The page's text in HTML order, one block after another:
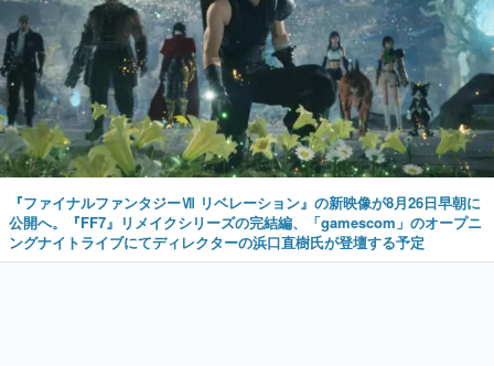
『ファイナルファンタジーⅦ リベレーション』の新映像が8月26日早朝に
公開へ。『FF7』リメイクシリーズの完結編、「gamescom」のオープニ
ングナイトライブにてディレクターの浜口直樹氏が登壇する予定